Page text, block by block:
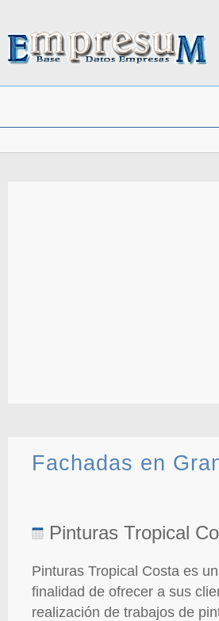
Fachadas en
Pinturas Tropical
Pinturas Tropical Costa es
finalidad de ofrecer a sus
realización de trabajos de